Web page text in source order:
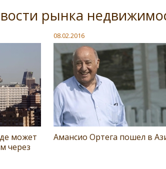
рынка
может
через
08.02.2016
Амансио Ортега пошел в